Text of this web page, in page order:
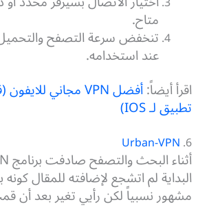
متاح.
عند استخدامه.
اقرأ أيضاً:
تطبيق لـ IOS)
6.
Urban-VPN
البداية لم اتشجع لإضافته للمقال كونه
مشهور نسبياً لكن رأيي تغير بعد أن